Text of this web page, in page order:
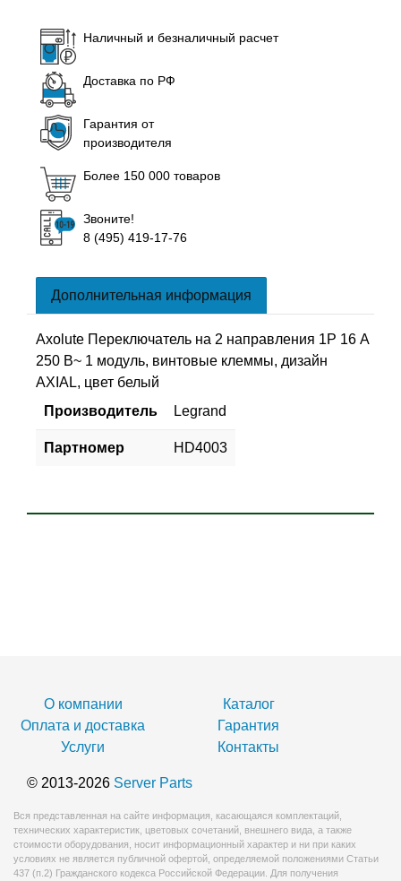
Наличный и безналичный расчет
Доставка по РФ
Гарантия от
производителя
Более 150 000 товаров
Звоните!
8 (495) 419-17-76
Дополнительная информация
Axolute Переключатель на 2 направления 1Р 16 А
250 В~ 1 модуль, винтовые клеммы, дизайн
AXIAL, цвет белый
Производитель
Legrand
Партномер HD4003
О компании
Каталог
Оплата и доставка
Гарантия
Услуги
Контакты
© 2013-2026 Server Parts
Вся представленная на сайте информация, касающаяся комплектаций,
технических характеристик, цветовых сочетаний, внешнего вида, а также
стоимости оборудования, носит информационный характер и ни при каких
условиях не является публичной офертой, определяемой положениями Статьи
437 (п.2) Гражданского кодекса Российской Федерации. Для получения